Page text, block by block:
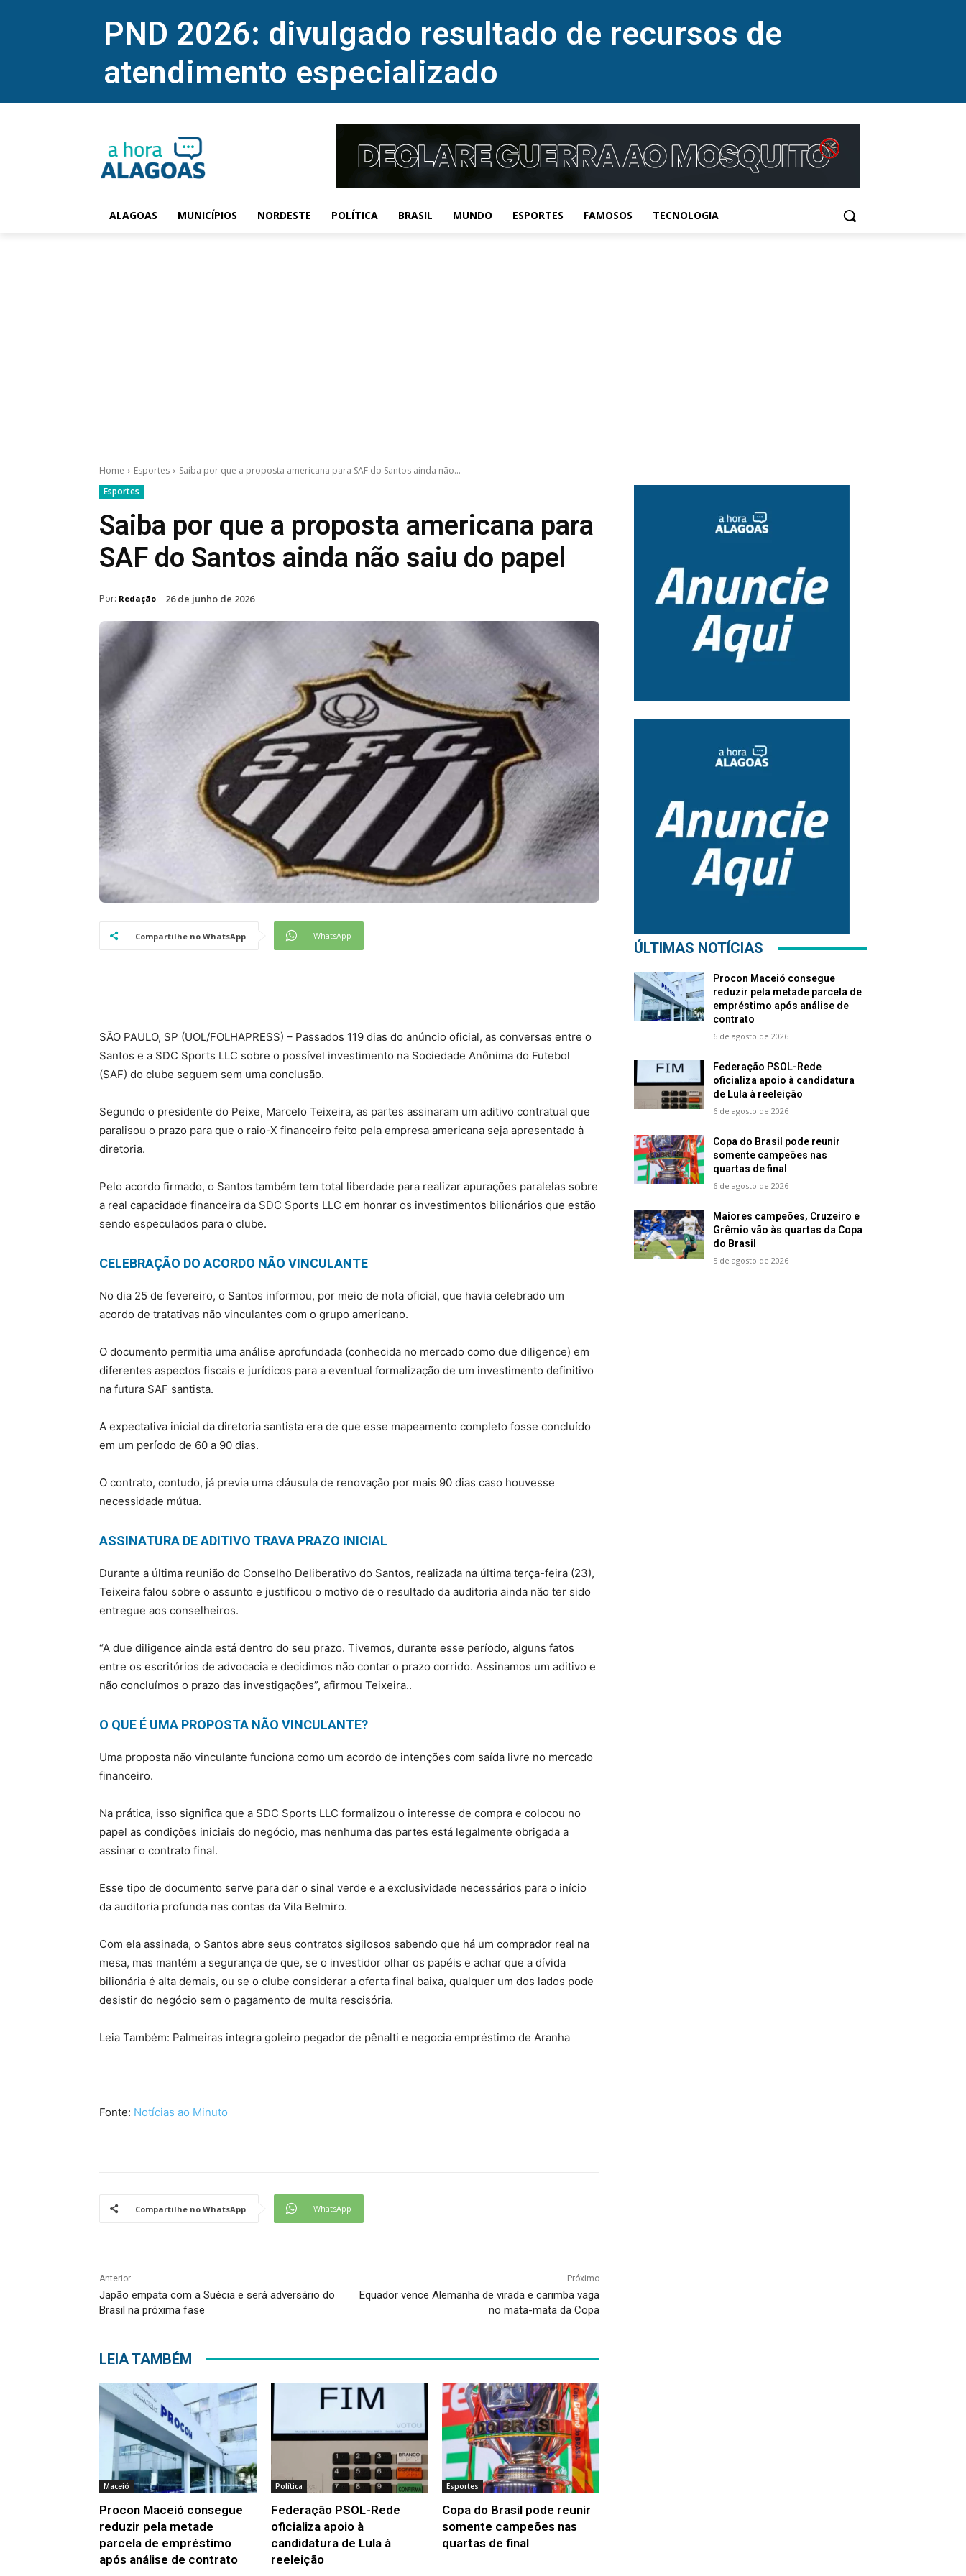
PND 2026: divulgado resultado de recursos de
atendimento especializado
ALAGOAS MUNICÍPIOS NORDESTE POLÍTICA BRASIL MUNDO ESPORTES FAMOSOS TECNOLOGIA
Home Esportes
Saiba por que a proposta americana para SAF do Santos ainda não...
Esportes
Saiba por que a proposta americana para
SAF do Santos ainda não saiu do papel
Por: Redação 26 de junho de 2026
Compartilhe no WhatsApp WhatsApp
SÃO PAULO, SP (UOL/FOLHAPRESS) – Passados 119 dias do anúncio oficial, as conversas entre o
Santos e a SDC Sports LLC sobre o possível investimento na Sociedade Anônima do Futebol
(SAF) do clube seguem sem uma conclusão.
Segundo o presidente do Peixe, Marcelo Teixeira, as partes assinaram um aditivo contratual que
paralisou o prazo para que o raio-X financeiro feito pela empresa americana seja apresentado à
diretoria.
Pelo acordo firmado, o Santos também tem total liberdade para realizar apurações paralelas sobre
a real capacidade financeira da SDC Sports LLC em honrar os investimentos bilionários que estão
sendo especulados para o clube.
CELEBRAÇÃO DO ACORDO NÃO VINCULANTE
No dia 25 de fevereiro, o Santos informou, por meio de nota oficial, que havia celebrado um
acordo de tratativas não vinculantes com o grupo americano.
O documento permitia uma análise aprofundada (conhecida no mercado como due diligence) em
diferentes aspectos fiscais e jurídicos para a eventual formalização de um investimento definitivo
na futura SAF santista.
A expectativa inicial da diretoria santista era de que esse mapeamento completo fosse concluído
em um período de 60 a 90 dias.
O contrato, contudo, já previa uma cláusula de renovação por mais 90 dias caso houvesse
necessidade mútua.
ASSINATURA DE ADITIVO TRAVA PRAZO INICIAL
Durante a última reunião do Conselho Deliberativo do Santos, realizada na última terça-feira (23),
Teixeira falou sobre o assunto e justificou o motivo de o resultado da auditoria ainda não ter sido
entregue aos conselheiros.
“A due diligence ainda está dentro do seu prazo. Tivemos, durante esse período, alguns fatos
entre os escritórios de advocacia e decidimos não contar o prazo corrido. Assinamos um aditivo e
não concluímos o prazo das investigações”, afirmou Teixeira..
O QUE É UMA PROPOSTA NÃO VINCULANTE?
Uma proposta não vinculante funciona como um acordo de intenções com saída livre no mercado
financeiro.
Na prática, isso significa que a SDC Sports LLC formalizou o interesse de compra e colocou no
papel as condições iniciais do negócio, mas nenhuma das partes está legalmente obrigada a
assinar o contrato final.
Esse tipo de documento serve para dar o sinal verde e a exclusividade necessários para o início
da auditoria profunda nas contas da Vila Belmiro.
Com ela assinada, o Santos abre seus contratos sigilosos sabendo que há um comprador real na
mesa, mas mantém a segurança de que, se o investidor olhar os papéis e achar que a dívida
bilionária é alta demais, ou se o clube considerar a oferta final baixa, qualquer um dos lados pode
desistir do negócio sem o pagamento de multa rescisória.
Leia Também: Palmeiras integra goleiro pegador de pênalti e negocia empréstimo de Aranha
Fonte: Notícias ao Minuto
Compartilhe no WhatsApp WhatsApp
Anterior
Japão empata com a Suécia e será adversário do
Brasil na próxima fase
Próximo
Equador vence Alemanha de virada e carimba vaga
no mata-mata da Copa
LEIA TAMBÉM
Maceió
Procon Maceió consegue
reduzir pela metade
parcela de empréstimo
após análise de contrato
Política
Federação PSOL-Rede
oficializa apoio à
candidatura de Lula à
reeleição
Esportes
Copa do Brasil pode reunir
somente campeões nas
quartas de final
ÚLTIMAS NOTÍCIAS
Procon Maceió consegue
reduzir pela metade parcela de
empréstimo após análise de
contrato
6 de agosto de 2026
Federação PSOL-Rede
oficializa apoio à candidatura
de Lula à reeleição
6 de agosto de 2026
Copa do Brasil pode reunir
somente campeões nas
quartas de final
6 de agosto de 2026
Maiores campeões, Cruzeiro e
Grêmio vão às quartas da Copa
do Brasil
5 de agosto de 2026